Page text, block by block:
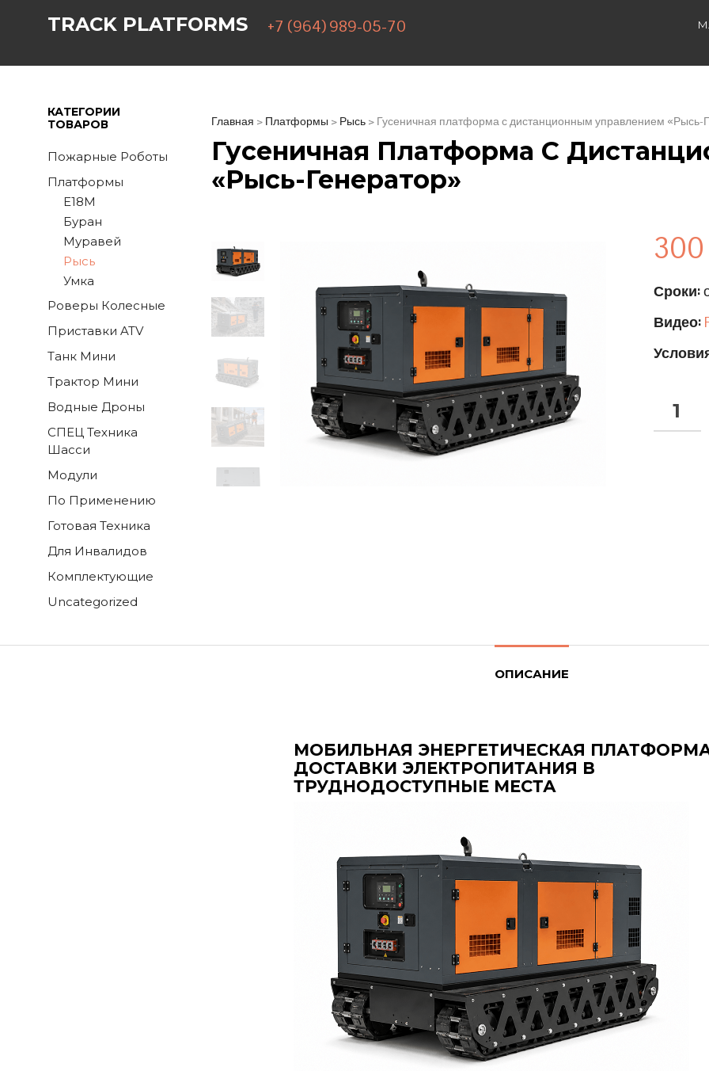
TRACK PLATFORMS +7 (964) 989-05-70
КАТЕГОРИИ
ТОВАРОВ
Пожарные Роботы
Платформы
E18M
Буран
Муравей
Рысь
Умка
Роверы Колесные
Приставки ATV
Танк Мини
Трактор Мини
Водные Дроны
СПЕЦ Техника
Шасси
Модули
По Применению
Готовая Техника
Для Инвалидов
Комплектующие
Uncategorized
Главная > Платформы > Рысь > Гусеничная платформа с дистанционным управлением «Рысь-
Гусеничная Платформа С
«Рысь-Генератор»
Сроки:
Видео:
ОПИСАНИЕ
МОБИЛЬНАЯ ЭНЕРГЕТИЧЕСКАЯ
ДОСТАВКИ ЭЛЕКТРОПИТАНИЯ В
ТРУДНОДОСТУПНЫЕ МЕСТА